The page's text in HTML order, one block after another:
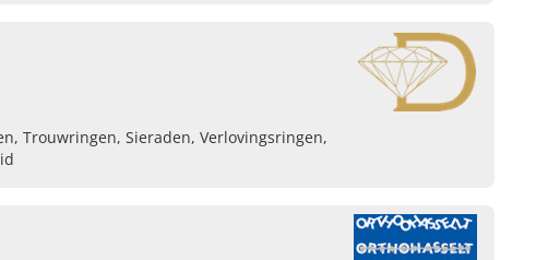
Trouwringen, Sieraden, Verlovingsringen,